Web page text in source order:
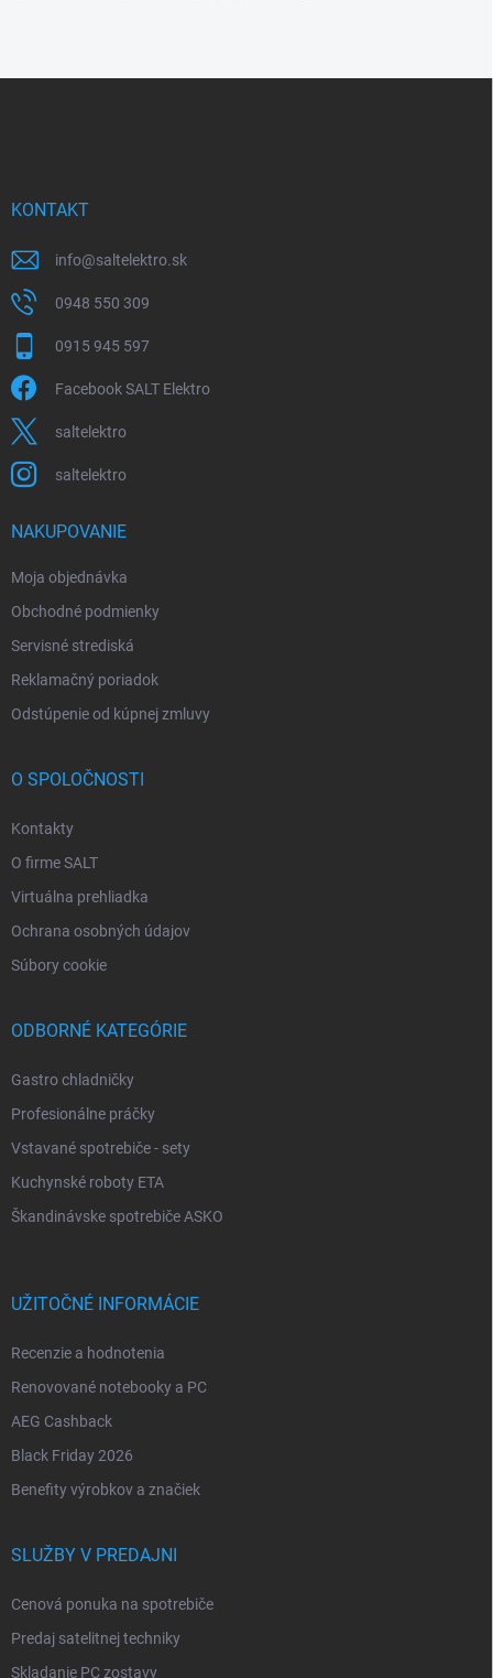
KONTAKT
info@saltelektro.sk
0948 550 309
0915 945 597
Facebook SALT Elektro
saltelektro
saltelektro
NAKUPOVANIE
Moja objednávka
Obchodné podmienky
Servisné strediská
Reklamačný poriadok
Odstúpenie od kúpnej zmluvy
O SPOLOČNOSTI
Kontakty
O firme SALT
Virtuálna prehliadka
Ochrana osobných údajov
Súbory cookie
ODBORNÉ KATEGÓRIE
Gastro chladničky
Profesionálne práčky
Vstavané spotrebiče - sety
Kuchynské roboty ETA
Škandinávske spotrebiče ASKO
UŽITOČNÉ INFORMÁCIE
Recenzie a hodnotenia
Renovované notebooky a PC
AEG Cashback
Black Friday 2026
Benefity výrobkov a značiek
SLUŽBY V PREDAJNI
Cenová ponuka na spotrebiče
Predaj satelitnej techniky
Skladanie PC zostavy